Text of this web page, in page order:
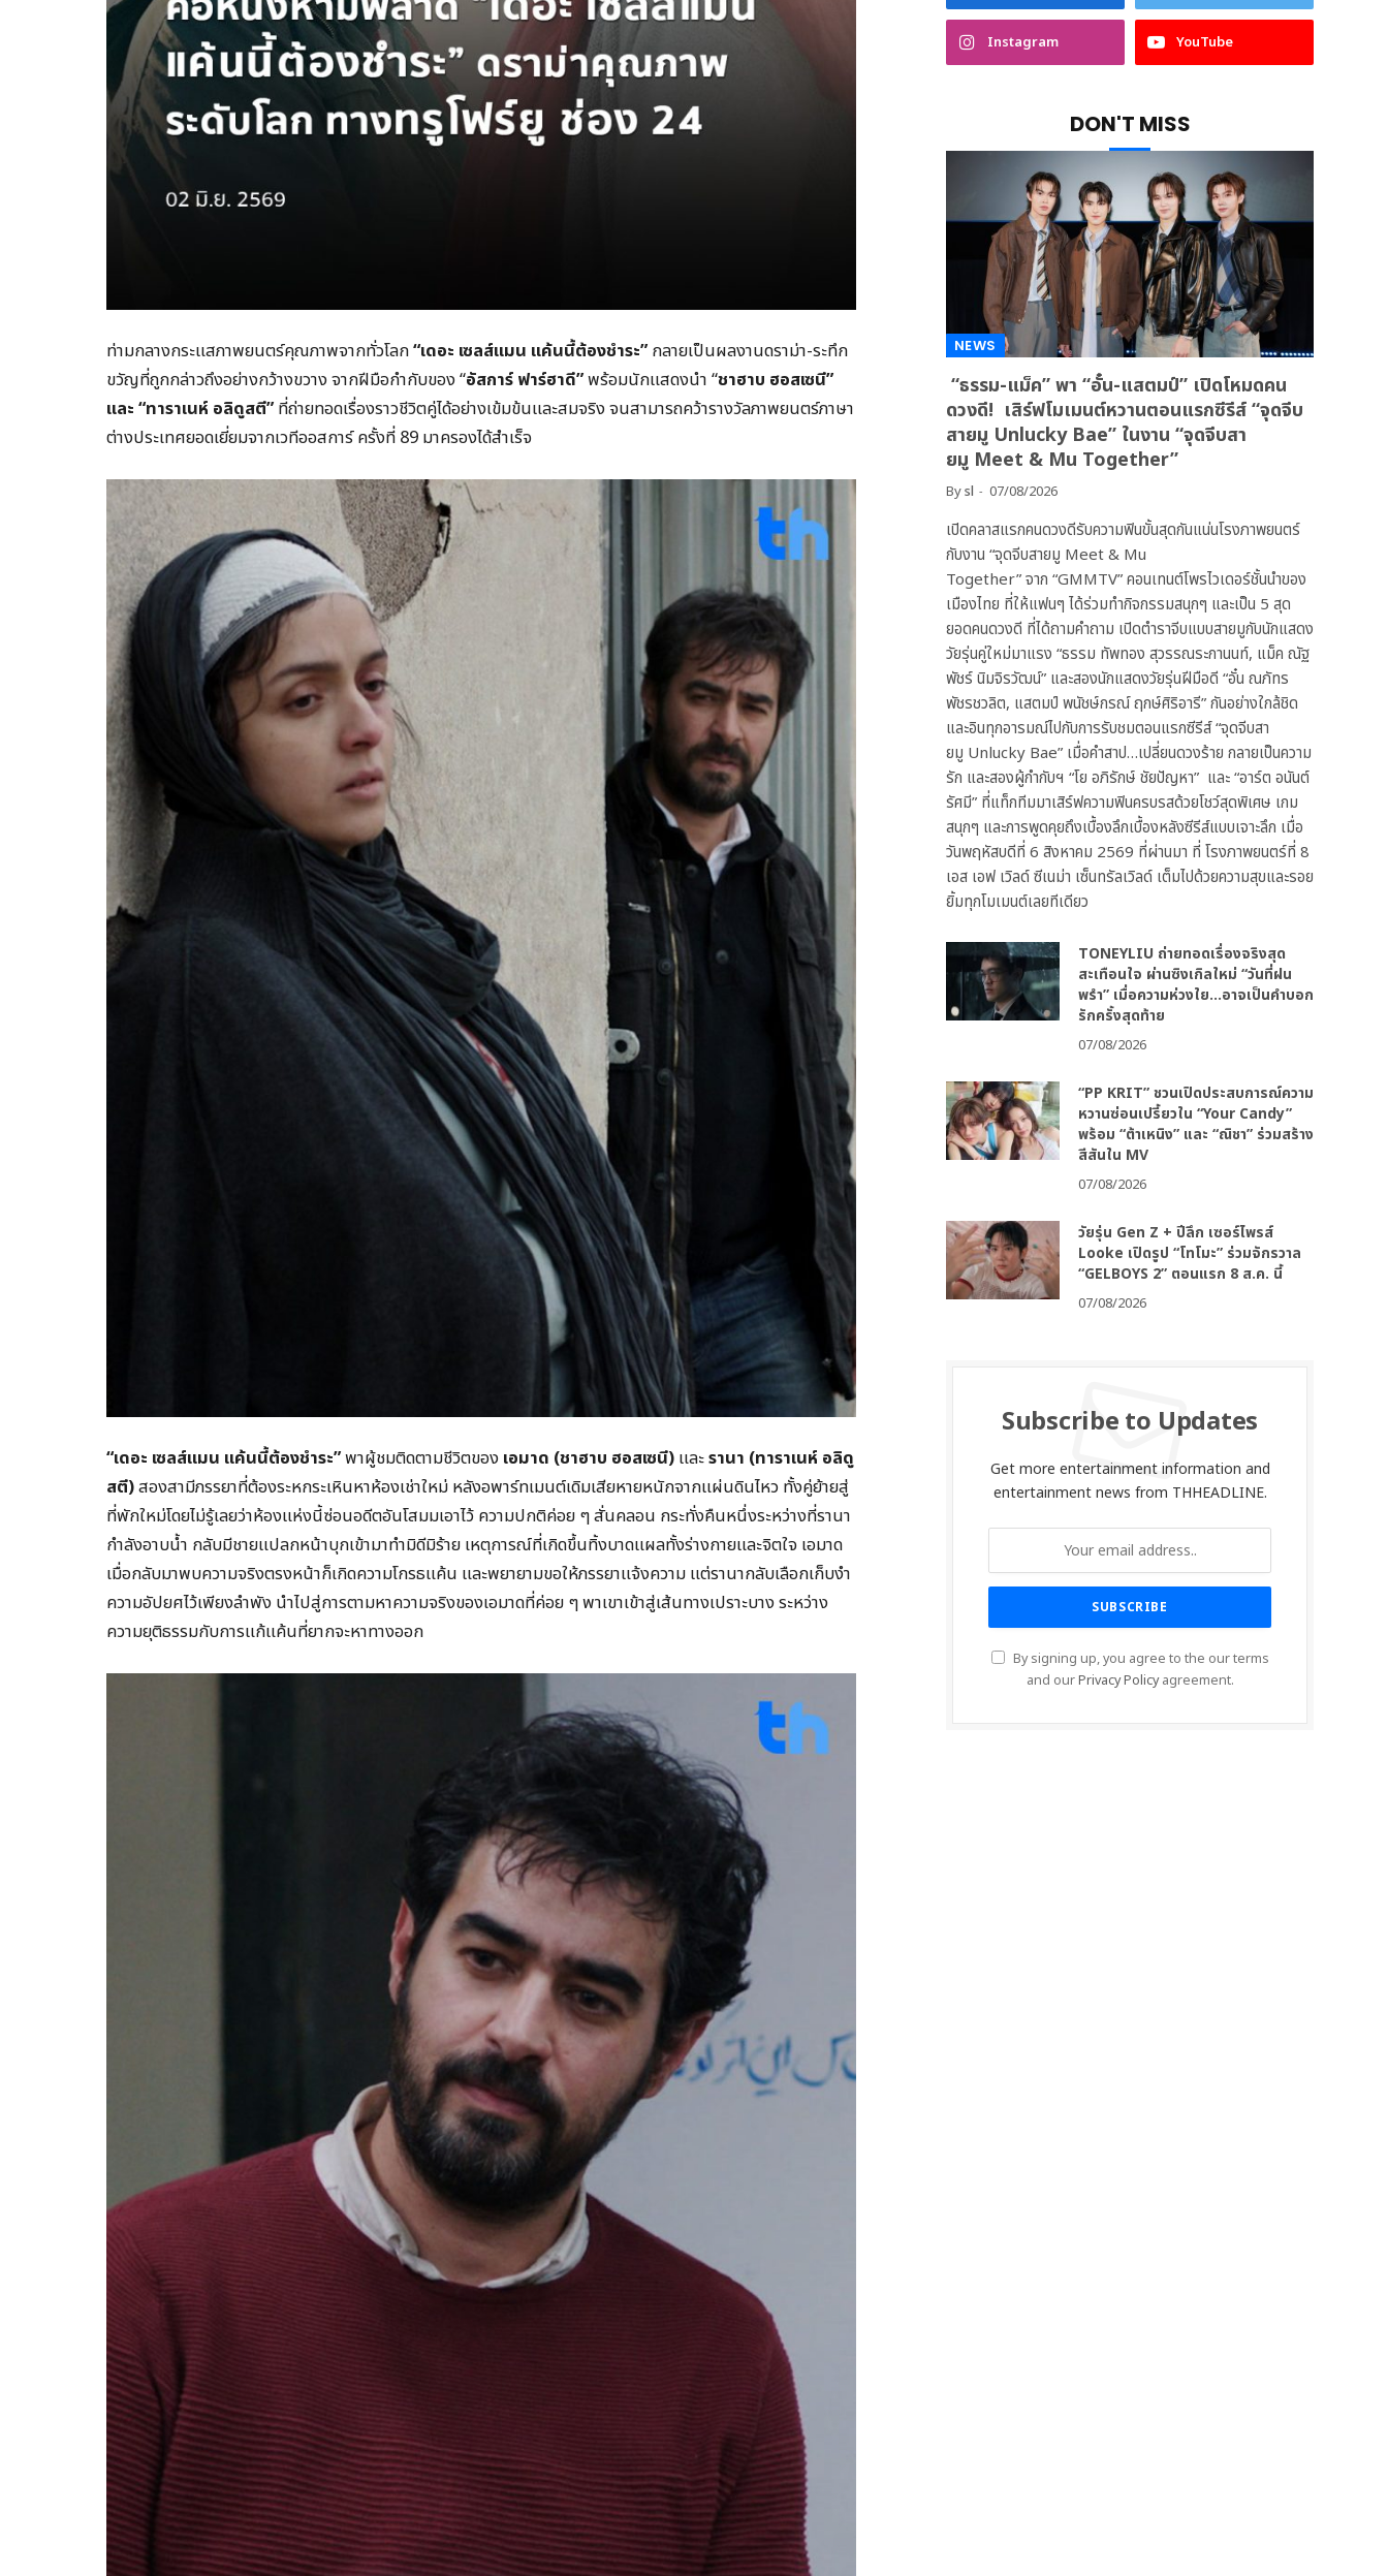
ท่ามกลางกระแสภาพยนตร์คุณภาพจากทั่วโลก“เดอะ เซลส์แมน แค้นนี้ต้องชำระ” กลายเป็นผลงานดราม่า-ระทึก
ขวัญที่ถูกกล่าวถึงอย่างกว้างขวาง จากฝีมือกำกับของ “อัสการ์ ฟาร์ฮาดี”พร้อมนักแสดงนำ “ชาฮาบ ฮอสเซนี”
และ “ทาราเนห์ อลิดูสตี” ที่ถ่ายทอดเรื่องราวชีวิตคู่ได้อย่างเข้มข้นและสมจริง จนสามารถคว้ารางวัลภาพยนตร์ภาษา
ต่างประเทศยอดเยี่ยมจากเวทีออสการ์ ครั้งที่ 89 มาครองได้สำเร็จ
“เดอะ เซลส์แมน แค้นนี้ต้องชำระ”พาผู้ชมติดตามชีวิตของ เอมาด (ชาฮาบ ฮอสเซนี) และรานา (ทาราเนห์ อลิดู
สตี)สองสามีภรรยาที่ต้องระหกระเหินหาห้องเช่าใหม่ หลังอพาร์ทเมนต์เดิมเสียหายหนักจากแผ่นดินไหว ทั้งคู่ย้ายสู่
ที่พักใหม่โดยไม่รู้เลยว่าห้องแห่งนี้ซ่อนอดีตอันโสมมเอาไว้ ความปกติค่อย ๆ สั่นคลอน กระทั่งคืนหนึ่งระหว่างที่รานา
กำลังอาบน้ำ กลับมีชายแปลกหน้าบุกเข้ามาทำมิดีมิร้าย เหตุการณ์ที่เกิดขึ้นทิ้งบาดแผลทั้งร่างกายและจิตใจ เอมาด
เมื่อกลับมาพบความจริงตรงหน้าก็เกิดความโกรธแค้น และพยายามขอให้ภรรยาแจ้งความ แต่รานากลับเลือกเก็บงำ
ความอัปยศไว้เพียงลำพัง นำไปสู่การตามหาความจริงของเอมาดที่ค่อย ๆ พาเขาเข้าสู่เส้นทางเปราะบาง ระหว่าง
ความยุติธรรมกับการแก้แค้นที่ยากจะหาทางออก
Instagram YouTube
DON'T MISS
NEWS
“ธรรม-แม็ค” พา “อั๋น-แสตมป์” เปิดโหมดคน
ดวงดี! เสิร์ฟโมเมนต์หวานตอนแรกซีรีส์ “จุดจีบ
สายมู Unlucky Bae” ในงาน “จุดจีบสา
ยมู Meet & Mu Together”
Bysl 07/08/2026
เปิดคลาสแรกคนดวงดีรับความฟินขั้นสุดกันแน่นโรงภาพยนตร์
กับงาน “จุดจีบสายมู Meet & Mu
Together” จาก “GMMTV” คอนเทนต์โพรไวเดอร์ชั้นนำของ
เมืองไทย ที่ให้แฟนๆ ได้ร่วมทำกิจกรรมสนุกๆ และเป็น 5 สุด
ยอดคนดวงดี ที่ได้ถามคำถาม เปิดตำราจีบแบบสายมูกับนักแสดง
วัยรุ่นคู่ใหม่มาแรง “ธรรม ทัพทอง สุวรรณระกานนท์, แม็ค ณัฐ
พัชร์ นิมจิรวัฒน์” และสองนักแสดงวัยรุ่นฝีมือดี “อั๋น ณภัทร
พัชรชวลิต, แสตมป์ พนัชษ์กรณ์ ฤกษ์ศิริอารี” กันอย่างใกล้ชิด
และอินทุกอารมณ์ไปกับการรับชมตอนแรกซีรีส์ “จุดจีบสา
ยมู Unlucky Bae” เมื่อคำสาป…เปลี่ยนดวงร้าย กลายเป็นความ
รัก และสองผู้กำกับฯ “โย อภิรักษ์ ชัยปัญหา” และ “อาร์ต อนันต์
รัศมี” ที่แท็กทีมมาเสิร์ฟความฟินครบรสด้วยโชว์สุดพิเศษ เกม
สนุกๆ และการพูดคุยถึงเบื้องลึกเบื้องหลังซีรีส์แบบเจาะลึก เมื่อ
วันพฤหัสบดีที่ 6 สิงหาคม 2569 ที่ผ่านมา ที่ โรงภาพยนตร์ที่ 8
เอส เอฟ เวิลด์ ซีเนม่า เซ็นทรัลเวิลด์ เต็มไปด้วยความสุขและรอย
ยิ้มทุกโมเมนต์เลยทีเดียว
TONEYLIU ถ่ายทอดเรื่องจริงสุด
สะเทือนใจ ผ่านซิงเกิลใหม่ “วันที่ฝน
พรำ” เมื่อความห่วงใย…อาจเป็นคำบอก
รักครั้งสุดท้าย
07/08/2026
“PP KRIT” ชวนเปิดประสบการณ์ความ
หวานซ่อนเปรี้ยวใน “Your Candy”
พร้อม “ต้าเหนิง” และ “ณิชา” ร่วมสร้าง
สีสันใน MV
07/08/2026
วัยรุ่น Gen Z + ปีลึก เซอร์ไพรส์
Looke เปิดรูป “โทโมะ” ร่วมจักรวาล
“GELBOYS 2” ตอนแรก 8 ส.ค. นี้
07/08/2026
Subscribe to Updates
Get more entertainment information and
entertainment news from THHEADLINE.
By signing up, you agree to the our terms
and ourPrivacy Policyagreement.